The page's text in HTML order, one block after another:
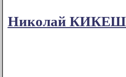
Николай